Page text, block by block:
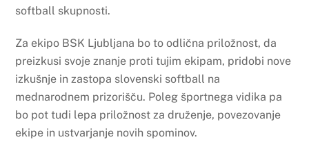
softball skupnosti.
Za ekipo BSK Ljubljana bo to odlična priložnost, da
preizkusi svoje znanje proti tujim ekipam, pridobi nove
izkušnje in zastopa slovenski softball na
mednarodnem prizorišču. Poleg športnega vidika pa
bo pot tudi lepa priložnost za druženje, povezovanje
ekipe in ustvarjanje novih spominov.